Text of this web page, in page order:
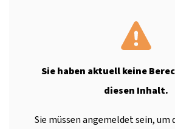
Sie haben aktuell keine
diesen Inhalt.
Sie müssen angemeldet sein, um